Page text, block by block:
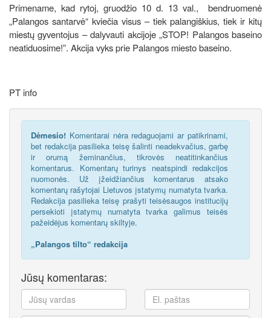
Primename, kad rytoj, gruodžio 10 d. 13 val., bendruomenė
„Palangos santarvė“ kviečia visus – tiek palangiškius, tiek ir kitų
miestų gyventojus – dalyvauti akcijoje „STOP! Palangos baseino
neatiduosime!”. Akcija vyks prie Palangos miesto baseino.
PT info
Dėmesio! Komentarai nėra redaguojami ar patikrinami,
bet redakcija pasilieka teisę šalinti neadekvačius, garbę
ir orumą žeminančius, tikrovės neatitinkančius
komentarus. Komentarų turinys neatspindi redakcijos
nuomonės. Už įžeidžiančius komentarus atsako
komentarų rašytojai Lietuvos įstatymų numatyta tvarka.
Redakcija pasilieka teisę prašyti teisėsaugos institucijų
persekioti įstatymų numatyta tvarka galimus teisės
pažeidėjus komentarų skiltyje.
„Palangos tilto“ redakcija
Jūsų komentaras: